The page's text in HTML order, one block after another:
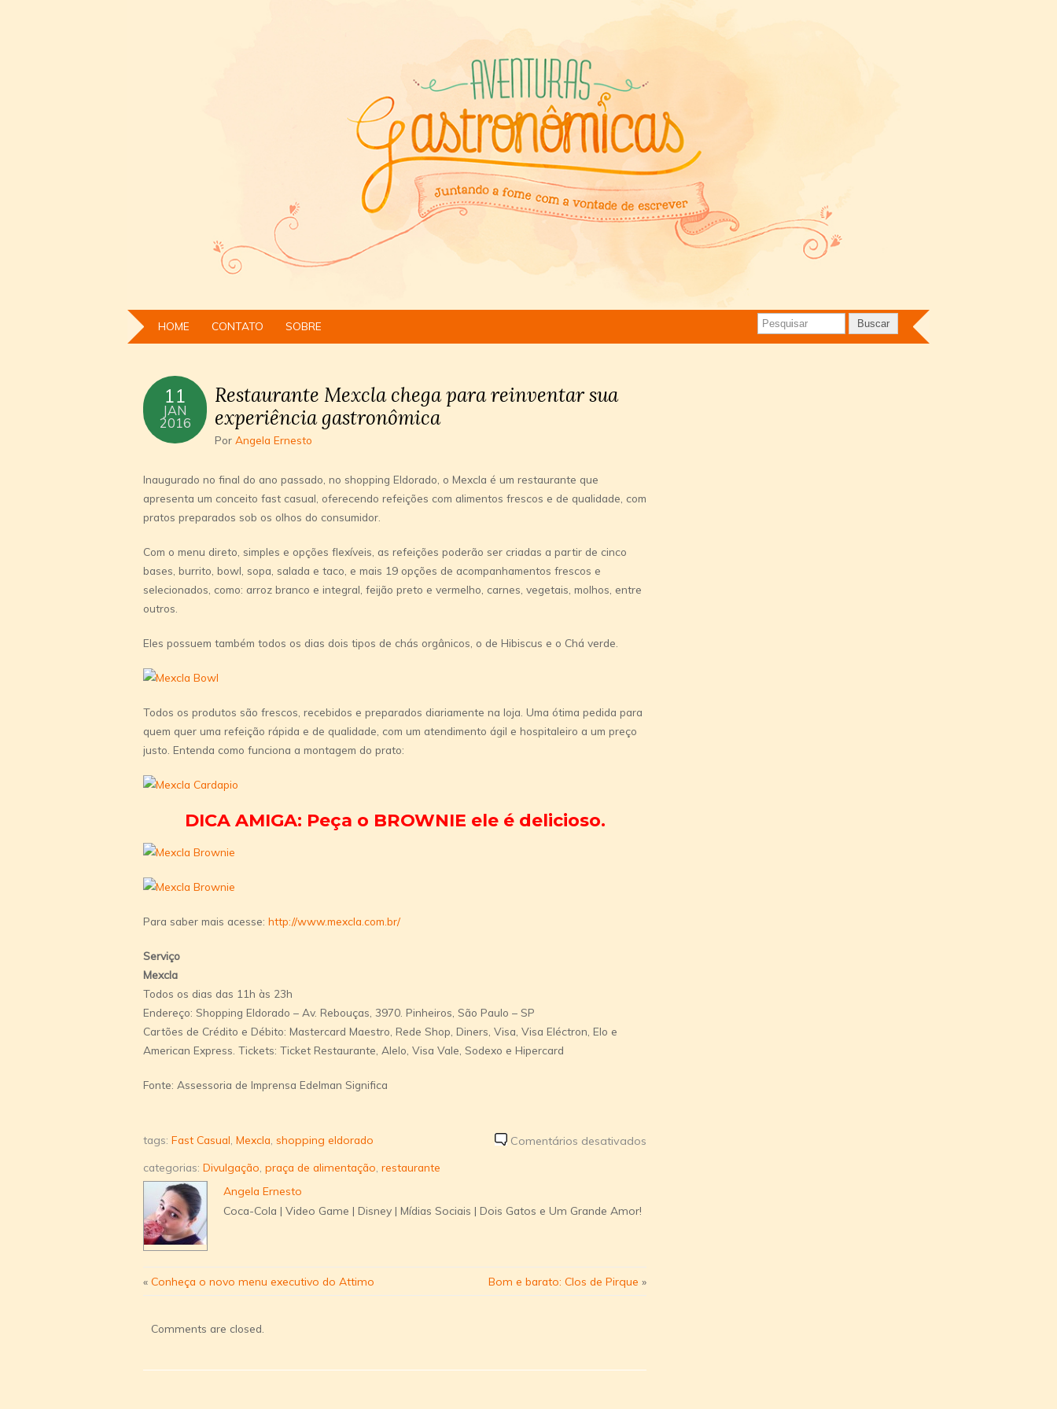
HOME CONTATO SOBRE
11
JAN
2016
Restaurante Mexcla chega para reinventar sua
experiência gastronômica
Por Angela Ernesto
Inaugurado no final do ano passado, no shopping Eldorado, o Mexcla é um restaurante que
apresenta um conceito fast casual, oferecendo refeições com alimentos frescos e de qualidade, com
pratos preparados sob os olhos do consumidor.
Com o menu direto, simples e opções flexíveis, as refeições poderão ser criadas a partir de cinco
bases, burrito, bowl, sopa, salada e taco, e mais 19 opções de acompanhamentos frescos e
selecionados, como: arroz branco e integral, feijão preto e vermelho, carnes, vegetais, molhos, entre
outros.
Eles possuem também todos os dias dois tipos de chás orgânicos, o de Hibiscus e o Chá verde.
Todos os produtos são frescos, recebidos e preparados diariamente na loja. Uma ótima pedida para
quem quer uma refeição rápida e de qualidade, com um atendimento ágil e hospitaleiro a um preço
justo. Entenda como funciona a montagem do prato:
DICA AMIGA: Peça o BROWNIE ele é delicioso.
Para saber mais acesse: http://www.mexcla.com.br/
Serviço
Mexcla
Todos os dias das 11h às 23h
Endereço: Shopping Eldorado – Av. Rebouças, 3970. Pinheiros, São Paulo – SP
Cartões de Crédito e Débito: Mastercard Maestro, Rede Shop, Diners, Visa, Visa Eléctron, Elo e
American Express. Tickets: Ticket Restaurante, Alelo, Visa Vale, Sodexo e Hipercard
Fonte: Assessoria de Imprensa Edelman Significa
Comentários desativados
gastronômica
tags: Fast Casual Mexcla shopping eldorado
categorias: Divulgação praça de alimentação restaurante
Angela Ernesto
Coca-Cola | Video Game | Disney | Mídias Sociais | Dois Gatos e Um Grande Amor!
« Conheça o novo menu executivo do Attimo Bom e barato: Clos de Pirque »
Comments are closed.